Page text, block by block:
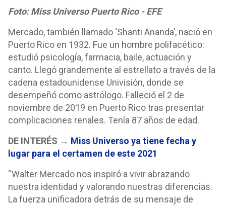
Foto: Miss Universo Puerto Rico - EFE
Mercado, también llamado ‘Shanti Ananda​’, nació en
Puerto Rico en 1932. Fue un hombre polifacético:
estudió psicología, farmacia, baile, actuación y
canto. Llegó grandemente al estrellato a través de la
cadena estadounidense Univisión, donde se
desempeñó como astrólogo. Falleció el 2 de
noviembre de 2019 en Puerto Rico tras presentar
complicaciones renales. Tenía 87 años de edad.
DE INTERÉS → Miss Universo ya tiene fecha y
lugar para el certamen de este 2021
“Walter Mercado nos inspiró a vivir abrazando
nuestra identidad y valorando nuestras diferencias.
La fuerza unificadora detrás de su mensaje de